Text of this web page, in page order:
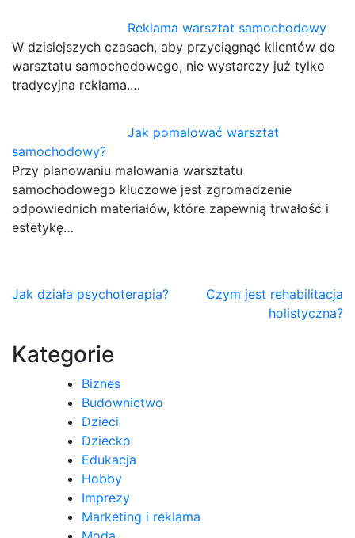
Reklama warsztat samochodowy
W dzisiejszych czasach, aby przyciągnąć klientów do
warsztatu samochodowego, nie wystarczy już tylko
tradycyjna reklama.…
Jak pomalować warsztat
samochodowy?
Przy planowaniu malowania warsztatu
samochodowego kluczowe jest zgromadzenie
odpowiednich materiałów, które zapewnią trwałość i
estetykę…
Nawigacja
Jak działa psychoterapia?
Czym jest rehabilitacja
holistyczna?
Kategorie
Biznes
Budownictwo
Dzieci
Dziecko
Edukacja
Hobby
Imprezy
Marketing i reklama